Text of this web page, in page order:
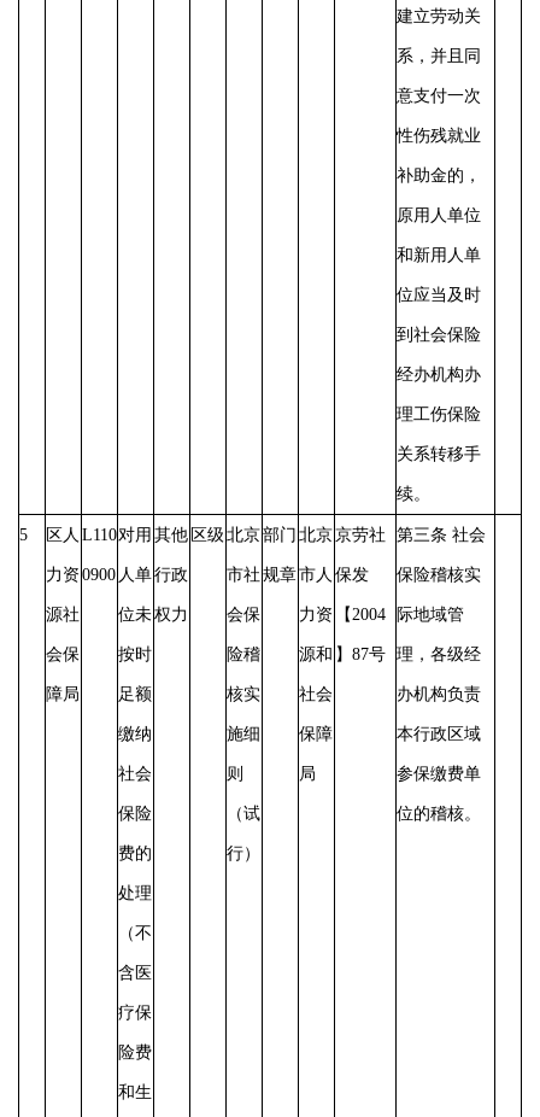
建立劳动关
系，并且同
意支付一次
性伤残就业
补助金的，
原用人单位
和新用人单
位应当及时
到社会保险
经办机构办
理工伤保险
关系转移手
续。
5 区人
力资
源社
会保
障局
L110
0900
对用
人单
位未
按时
足额
缴纳
社会
保险
费的
处理
（不
含医
疗保
险费
和生
其他
行政
权力
区级 北京
市社
会保
险稽
核实
施细
则
（试
行）
部门
规章
北京
市人
力资
源和
社会
保障
局
京劳社
保发
【 2004
】87号
第三条 社会
保险稽核实
际地域管
理，各级经
办机构负责
本行政区域
参保缴费单
位的稽核。